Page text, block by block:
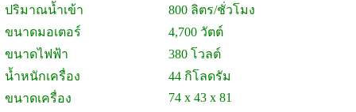
ปริมาณน้ำเข้า
800 ลิตร/ชั่วโมง
ขนาดมอเตอร์
4,700 วัตต์
ขนาดไฟฟ้า
380 โวลต์
น้ำหนักเครื่อง
44 กิโลดรัม
ขนาดเครื่อง
74 x 43 x 81